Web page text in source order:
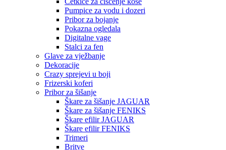
Pumpice za vodu i dozeri
Pribor za bojanje
Pokazna ogledala
Digitalne vage
Stalci za fen
Glave za vježbanje
Dekoracije
Crazy sprejevi u boji
Frizerski koferi
Pribor za šišanje
Škare za šišanje JAGUAR
Škare za šišanje FENIKS
Škare efilir JAGUAR
Škare efilir FENIKS
Trimeri
Britve